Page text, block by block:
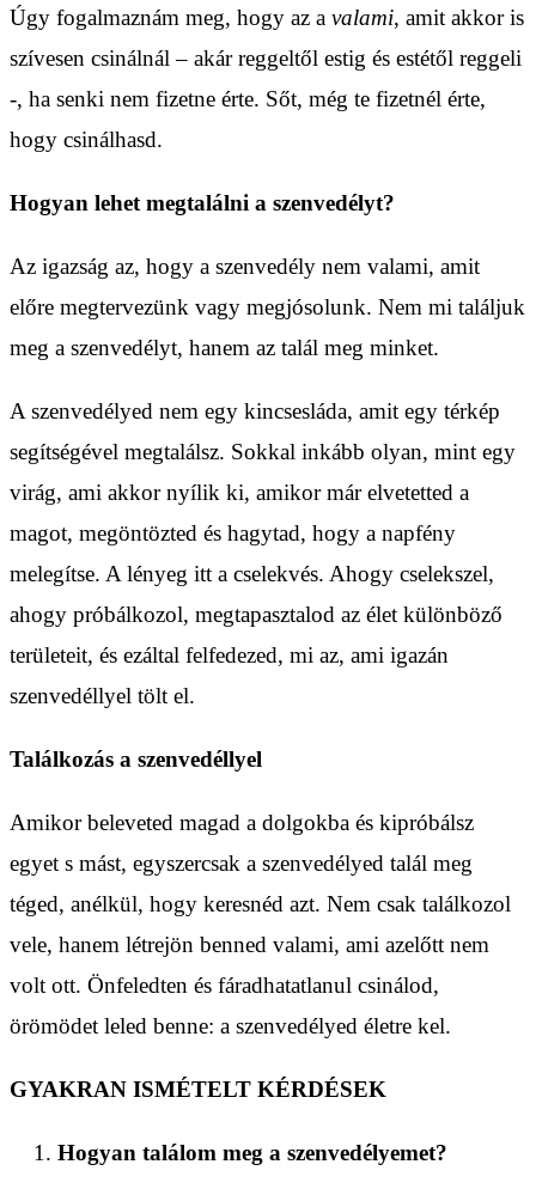
Úgy fogalmaznám meg, hogy az a valami, amit akkor is
szívesen csinálnál – akár reggeltől estig és estétől reggeli
-, ha senki nem fizetne érte. Sőt, még te fizetnél érte,
hogy csinálhasd.
Hogyan lehet megtalálni a szenvedélyt?
Az igazság az, hogy a szenvedély nem valami, amit
előre megtervezünk vagy megjósolunk. Nem mi találjuk
meg a szenvedélyt, hanem az talál meg minket.
A szenvedélyed nem egy kincsesláda, amit egy térkép
segítségével megtalálsz. Sokkal inkább olyan, mint egy
virág, ami akkor nyílik ki, amikor már elvetetted a
magot, megöntözted és hagytad, hogy a napfény
melegítse. A lényeg itt a cselekvés. Ahogy cselekszel,
ahogy próbálkozol, megtapasztalod az élet különböző
területeit, és ezáltal felfedezed, mi az, ami igazán
szenvedéllyel tölt el.
Találkozás a szenvedéllyel
Amikor beleveted magad a dolgokba és kipróbálsz
egyet s mást, egyszercsak a szenvedélyed talál meg
téged, anélkül, hogy keresnéd azt. Nem csak találkozol
vele, hanem létrejön benned valami, ami azelőtt nem
volt ott. Önfeledten és fáradhatatlanul csinálod,
örömödet leled benne: a szenvedélyed életre kel.
GYAKRAN ISMÉTELT KÉRDÉSEK
Hogyan találom meg a szenvedélyemet?